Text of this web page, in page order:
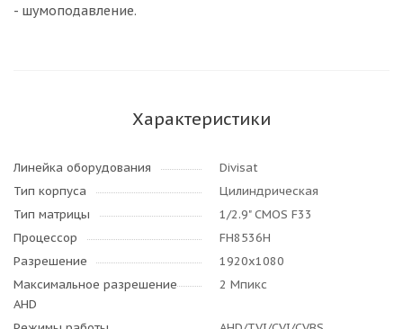
- шумоподавление.
Характеристики
Линейка оборудования
Divisat
Тип корпуса
Цилиндрическая
Тип матрицы
1/2.9" CMOS F33
Процессор
FH8536H
Разрешение
1920x1080
Максимальное разрешение
AHD
2 Мпикс